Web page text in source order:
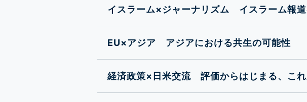
イスラーム×ジャーナリズム イスラーム報
EU×アジア アジアにおける共生の可能性
経済政策×日米交流 評価からはじまる、こ